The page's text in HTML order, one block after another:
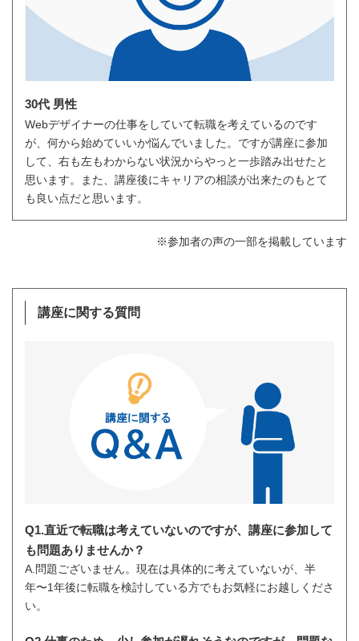
30代 男性
Webデザイナーの仕事をしていて転職を考えているのです
が、何から始めていいか悩んでいました。ですが講座に参加
して、右も左もわからない状況からやっと一歩踏み出せたと
思います。また、講座後にキャリアの相談が出来たのもとて
も良い点だと思います。
※参加者の声の一部を掲載しています
講座に関する質問
Q1.直近で転職は考えていないのですが、講座に参加して
も問題ありませんか？
A.問題ございません。現在は具体的に考えていないが、半
年〜1年後に転職を検討している方でもお気軽にお越しくださ
い。